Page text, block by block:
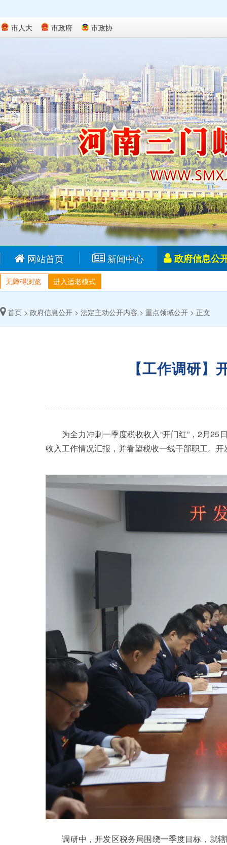
市人大 市政府 市政协
网站首页 新闻中心 政府信息公
无障碍浏览 进入适老模式
首页 > 政府信息公开 > 法定主动公开内容 > 重点领域公开 > 正文
【工作调研】
为全力冲刺一季度税收收入“开门红”，2月25
收入工作情况汇报，并看望税收一线干部职工。
调研中，开发区税务局围绕一季度目标，就辖